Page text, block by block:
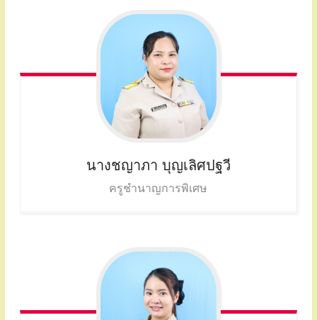
นางชญาภา บุญเลิศปฐวี
ครูชำนาญการพิเศษ